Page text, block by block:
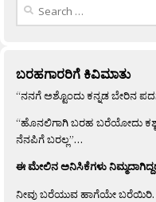
Search
ಬರಹಗಾರರಿಗೆ ಕಿವಿಮಾತು
“ನನಗೆ ಅಶ್ಟೊಂದು ಕನ್ನಡ ಬೇರಿನ
“ಹೊನಲಿಗಾಗಿ ಬರಹ ಬರೆಯೋದು
ನೆನಪಿಗೆ ಬರಲ್ಲ”…
ಈ ಮೇಲಿನ ಅನಿಸಿಕೆಗಳು
ನೀವು ಬರೆಯುವ ಹಾಗೆಯೇ